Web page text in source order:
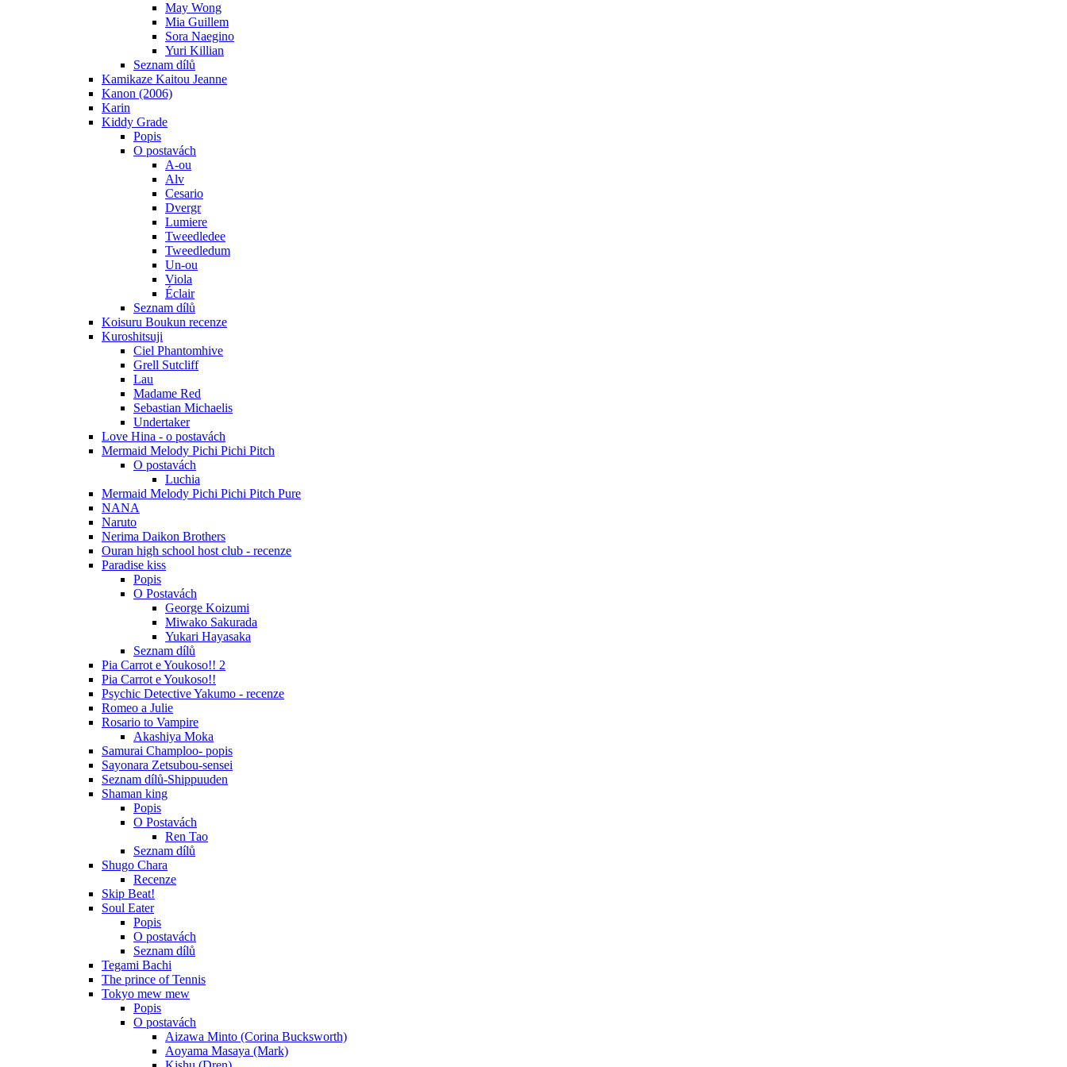
May Wong
Mia Guillem
Sora Naegino
Yuri Killian
Seznam dílů
Kamikaze Kaitou Jeanne
Kanon (2006)
Karin
Kiddy Grade
Popis
O postavách
A-ou
Alv
Cesario
Dvergr
Lumiere
Tweedledee
Tweedledum
Un-ou
Viola
Éclair
Seznam dílů
Koisuru Boukun recenze
Kuroshitsuji
Ciel Phantomhive
Grell Sutcliff
Lau
Madame Red
Sebastian Michaelis
Undertaker
Love Hina - o postavách
Mermaid Melody Pichi Pichi Pitch
O postavách
Luchia
Mermaid Melody Pichi Pichi Pitch Pure
NANA
Naruto
Nerima Daikon Brothers
Ouran high school host club - recenze
Paradise kiss
Popis
O Postavách
George Koizumi
Miwako Sakurada
Yukari Hayasaka
Seznam dílů
Pia Carrot e Youkoso!! 2
Pia Carrot e Youkoso!!
Psychic Detective Yakumo - recenze
Romeo a Julie
Rosario to Vampire
Akashiya Moka
Samurai Champloo- popis
Sayonara Zetsubou-sensei
Seznam dílů-Shippuuden
Shaman king
Popis
O Postavách
Ren Tao
Seznam dílů
Shugo Chara
Recenze
Skip Beat!
Soul Eater
Popis
O postavách
Seznam dílů
Tegami Bachi
The prince of Tennis
Tokyo mew mew
Popis
O postavách
Aizawa Minto (Corina Bucksworth)
Aoyama Masaya (Mark)